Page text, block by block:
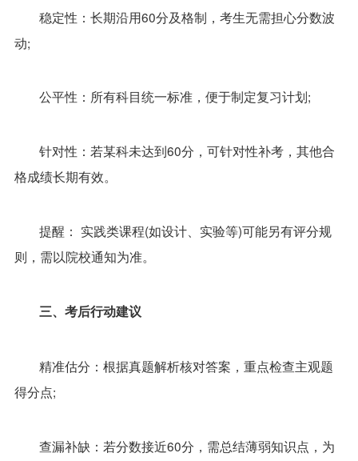
稳定性：长期沿用60分及格制，考生无需担心分数波
动;
公平性：所有科目统一标准，便于制定复习计划;
针对性：若某科未达到60分，可针对性补考，其他合
格成绩长期有效。
提醒： 实践类课程(如设计、实验等)可能另有评分规
则，需以院校通知为准。
三、考后行动建议
精准估分：根据真题解析核对答案，重点检查主观题
得分点;
查漏补缺：若分数接近60分，需总结薄弱知识点，为